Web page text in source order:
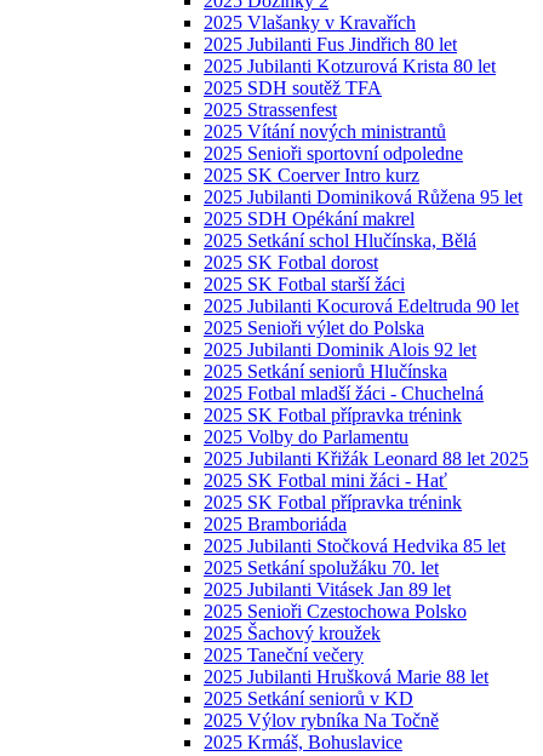
2025 Vlašanky v Kravařích
2025 Jubilanti Fus Jindřich 80 let
2025 Jubilanti Kotzurová Krista 80 let
2025 SDH soutěž TFA
2025 Strassenfest
2025 Vítání nových ministrantů
2025 Senioři sportovní odpoledne
2025 SK Coerver Intro kurz
2025 Jubilanti Dominiková Růžena 95 let
2025 SDH Opékání makrel
2025 Setkání schol Hlučínska, Bělá
2025 SK Fotbal dorost
2025 SK Fotbal starší žáci
2025 Jubilanti Kocurová Edeltruda 90 let
2025 Senioři výlet do Polska
2025 Jubilanti Dominik Alois 92 let
2025 Setkání seniorů Hlučínska
2025 Fotbal mladší žáci - Chuchelná
2025 SK Fotbal přípravka trénink
2025 Volby do Parlamentu
2025 Jubilanti Křižák Leonard 88 let 2025
2025 SK Fotbal mini žáci - Hať
2025 SK Fotbal přípravka trénink
2025 Bramboriáda
2025 Jubilanti Stočková Hedvika 85 let
2025 Setkání spolužáku 70. let
2025 Jubilanti Vitásek Jan 89 let
2025 Senioři Czestochowa Polsko
2025 Šachový kroužek
2025 Taneční večery
2025 Jubilanti Hrušková Marie 88 let
2025 Setkání seniorů v KD
2025 Výlov rybníka Na Točně
2025 Krmáš, Bohuslavice